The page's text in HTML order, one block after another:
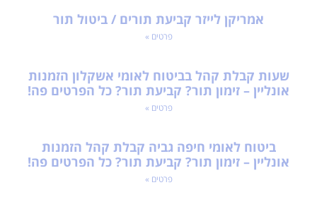
אמריקן לייזר קביעת תורים / ביטול תור
פרטים »
שעות קבלת קהל בביטוח לאומי אשקלון הזמנות
אונליין – זימון תור? קביעת תור? כל הפרטים פה!
פרטים »
ביטוח לאומי חיפה גביה קבלת קהל הזמנות
אונליין – זימון תור? קביעת תור? כל הפרטים פה!
פרטים »